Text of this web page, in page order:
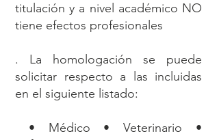
titulación y a nivel académico NO
tiene efectos profesionales
. La homologación se puede
solicitar respecto a las incluidas
en el siguiente listado:
• Médico • Veterinario •